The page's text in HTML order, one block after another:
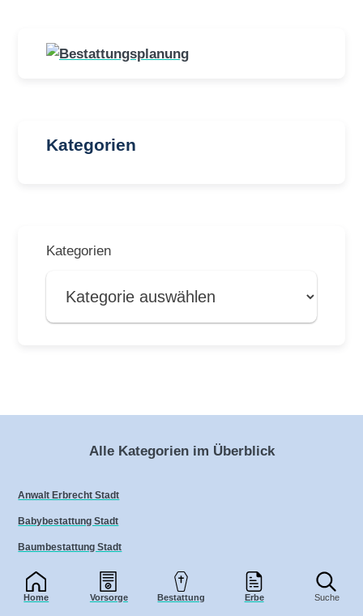
Home Vorsorge Bestattung Erbe Suche
Kategorien
Kategorien
Alle Kategorien im Überblick
Anwalt Erbrecht Stadt
Babybestattung Stadt
Baumbestattung Stadt
Beerdigung Stadt
Beerdigungsinstitut Stadt